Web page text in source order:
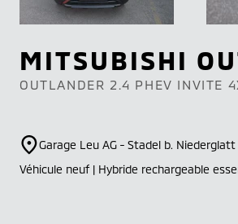
MITSUBISHI
OUTLANDER 2.4 PHEV INVITE
Garage Leu AG - Stadel b. Niederglatt
Véhicule neuf | Hybride rechargeable